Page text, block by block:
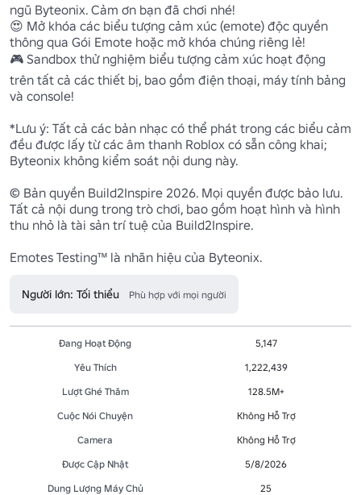
ngũ Byteonix. Cảm ơn bạn đã chơi nhé!
😍 Mở khóa các biểu tượng cảm xúc (emote) độc quyền
thông qua Gói Emote hoặc mở khóa chúng riêng lẻ!
🎮 Sandbox thử nghiệm biểu tượng cảm xúc hoạt động
trên tất cả các thiết bị, bao gồm điện thoại, máy tính bảng
và console!
*Lưu ý: Tất cả các bản nhạc có thể phát trong các biểu cảm
đều được lấy từ các âm thanh Roblox có sẵn công khai;
Byteonix không kiểm soát nội dung này.
© Bản quyền Build2Inspire 2026. Mọi quyền được bảo lưu.
Tất cả nội dung trong trò chơi, bao gồm hoạt hình và hình
thu nhỏ là tài sản trí tuệ của Build2Inspire.
Emotes Testing™ là nhãn hiệu của Byteonix.
Người lớn: Tối thiểu Phù hợp với mọi người
Đang Hoạt Động
5,147
Yêu Thích
1,222,439
Lượt Ghé Thăm
128.5M+
Cuộc Nói Chuyện
Không Hỗ Trợ
Camera
Không Hỗ Trợ
Được Cập Nhật
5/8/2026
Dung Lượng Máy Chủ
25